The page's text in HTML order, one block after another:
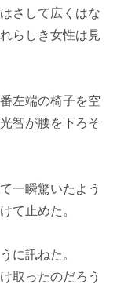
さして広くはな
らしき女性は見
左端の椅子を空
智が腰を下ろそ
一瞬驚いたよう
て止めた。
に訊ねた。
取ったのだろう